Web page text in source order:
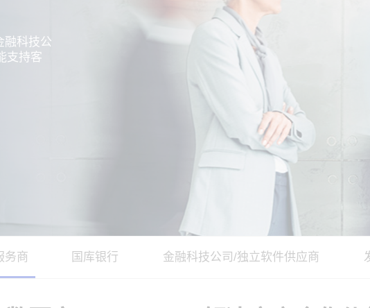
融科技公
支持客
务商 国库银行 金融科技公司/独立软件供应商